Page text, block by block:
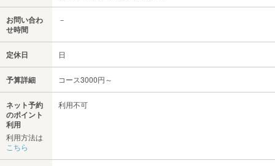
お問い合わ
せ時間
－
定休日 日
予算詳細 コース3000円～
ネット予約
のポイント
利用
利用方法は
こちら
利用不可